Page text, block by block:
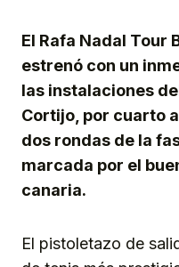
El Rafa Nadal Tour
estrenó con un
las instalaciones
Cortijo, por cuarto
dos rondas de la
marcada por el
canaria.
El pistoletazo de